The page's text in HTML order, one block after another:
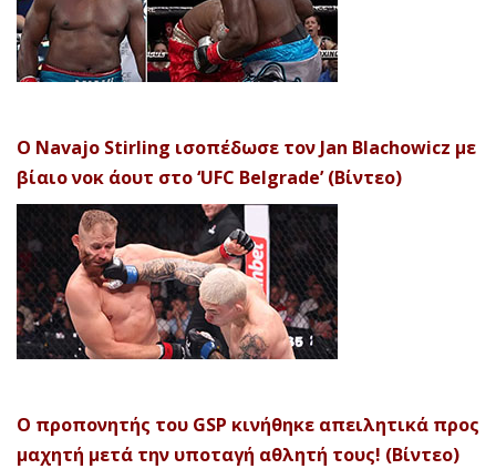
Ο Navajo Stirling ισοπέδωσε τον Jan Blachowicz με
βίαιο νοκ άουτ στο ‘UFC Belgrade’ (Βίντεο)
Ο προπονητής του GSP κινήθηκε απειλητικά προς
μαχητή μετά την υποταγή αθλητή τους! (Βίντεο)